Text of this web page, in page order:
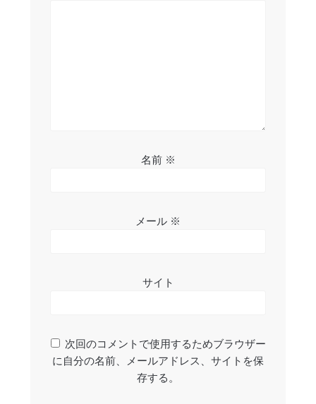
名前 ※
メール ※
サイト
次回のコメントで使用するためブラウザー
に自分の名前、メールアドレス、サイトを保
存する。